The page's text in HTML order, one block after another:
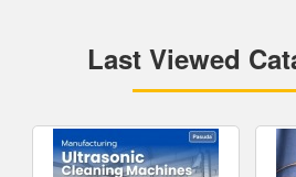
Last Viewed